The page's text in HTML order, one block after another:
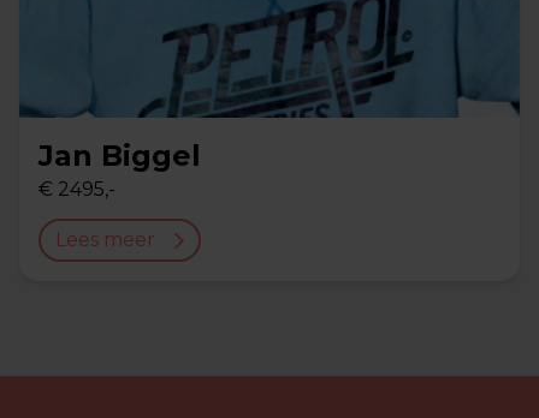
Jan Biggel
€ 2495,-
Lees meer